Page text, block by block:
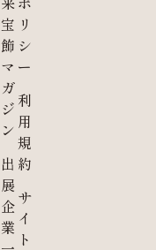
宝
飾
マ
ガ
ジ
ン
出
展
企
業
リ
シ
ー
利
用
規
約
サ
イ
ト